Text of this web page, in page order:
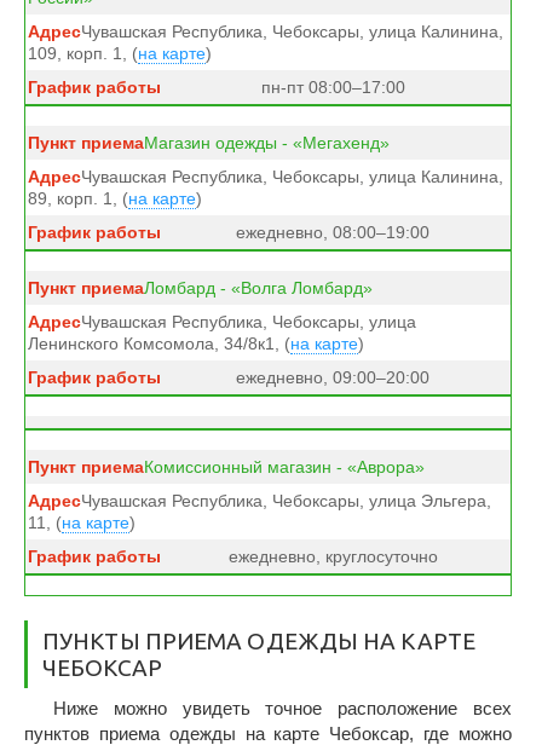
Чувашская Республика, Чебоксары, улица Калинина,
109, корп. 1, (на карте)
пн-пт 08:00–17:00
Магазин одежды - «Мегахенд»
Чувашская Республика, Чебоксары, улица Калинина,
89, корп. 1, (на карте)
ежедневно, 08:00–19:00
Ломбард - «Волга Ломбард»
Чувашская Республика, Чебоксары, улица
Ленинского Комсомола, 34/8к1, (на карте)
ежедневно, 09:00–20:00
Комиссионный магазин - «Аврора»
Чувашская Республика, Чебоксары, улица Эльгера,
11, (на карте)
ежедневно, круглосуточно
ПУНКТЫ ПРИЕМА ОДЕЖДЫ НА КАРТЕ
ЧЕБОКСАР
Ниже можно увидеть точное расположение всех
пунктов приема одежды на карте Чебоксар, где можно